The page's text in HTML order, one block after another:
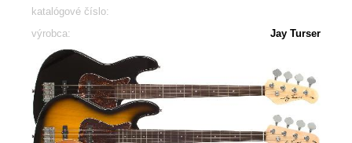
katalógové číslo:
výrobca:
Jay Turser